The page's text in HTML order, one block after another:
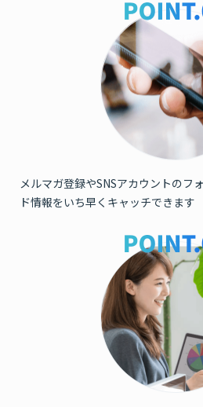
メルマガ登録やSNSアカウントのフ
ド情報をいち早くキャッチできます